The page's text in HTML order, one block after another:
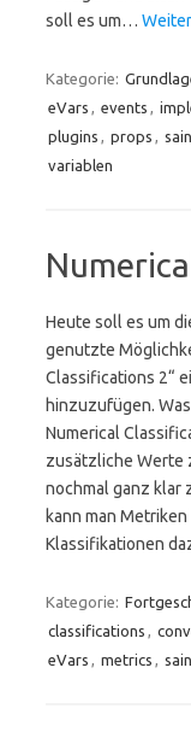
soll es um…
Kategorie:
eVars , events ,
plugins , props ,
variablen
Heute soll es um
genutzte
Classifications 2“
hinzuzufügen.
Numerical
zusätzliche Werte
nochmal ganz klar
kann man
Klassifikationen
Kategorie:
classifications ,
eVars , metrics ,